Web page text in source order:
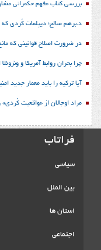
بررسی کتاب «فهم حکمرانی
د.برهم صالح؛ دیپلمات کُردی
در ضرورت اصلاح قوانینی که
چرا بحران روابط آمریکا و
آیا ترکیه را باید معمار جدید
مراد اوجالان از «واقعیت
فراتاب
سیاسی
بین الملل
استان ها
اجتماعی